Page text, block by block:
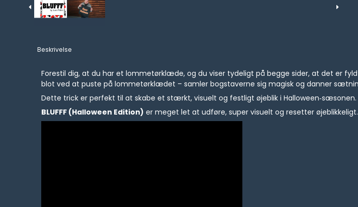
Beskrivelse
Forestil dig, at du har et lommetørklæde, og du viser tydeligt på begge sider, at det er
blot ved at puste på lommetørklædet – samler bogstaverne sig magisk og danner
Dette trick er perfekt til at skabe et stærkt, visuelt og festligt øjeblik i Halloween‑sæsonen.
BLUFFF (Halloween Edition) er meget let at udføre, super visuelt og resetter øjeblikkeligt.